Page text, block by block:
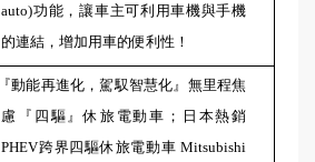
auto)功能，讓車主可利用車機與手機
的連結，增加用車的便利性！
『動能再進化，駕馭智慧化』無里程焦
慮『四驅』休旅電動車；日本熱銷
PHEV跨界四驅休旅電動車 Mitsubishi